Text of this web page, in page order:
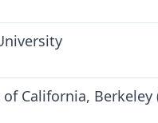
California, Berkeley